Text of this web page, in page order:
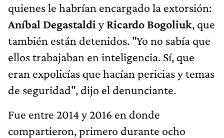
quienes le habrían encargado la extorsión:
Aníbal Degastaldi yRicardo Bogoliuk, que
también están detenidos. "Yo no sabía que
ellos trabajaban en inteligencia. Sí, que
eran expolicías que hacían pericias y temas
de seguridad", dijo el denunciante.
Fue entre 2014 y 2016 en donde
compartieron, primero durante ocho